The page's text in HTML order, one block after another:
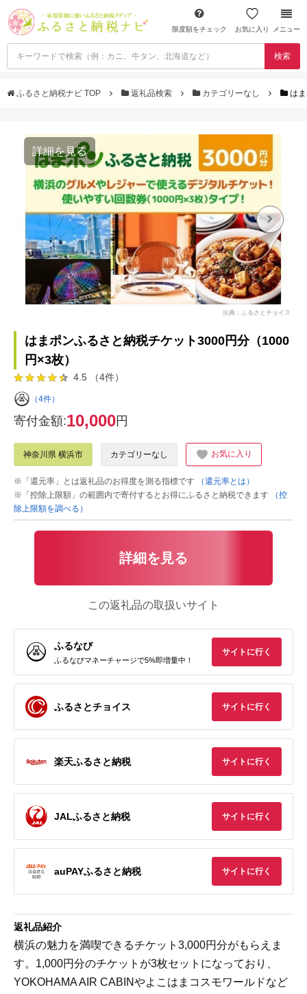
限度額をチェック お気に入り メニュー
検索
ふるさと納税ナビ TOP 返礼品検索 カテゴリーなし は
詳細を見る
出典：ふるさとチョイス
はまポンふるさと納税チケット3000円分（1000
円×3枚）
4.5 （4件）
（4件）
寄付金額:10,000円
神奈川県 横浜市 カテゴリーなし お気に入り
※「還元率」とは返礼品のお得度を測る指標です
（還元率とは）
※「控除上限額」の範囲内で寄付するとお得にふるさと納税できます
（控
除上限額を調べる）
詳細を見る
この返礼品の取扱いサイト
ふるなび
ふるなびマネーチャージで5%即増量中！
サイトに行く
ふるさとチョイス サイトに行く
楽天ふるさと納税 サイトに行く
JALふるさと納税 サイトに行く
auPAYふるさと納税 サイトに行く
返礼品紹介
横浜の魅力を満喫できるチケット3,000円分がもらえま
す。1,000円分のチケットが3枚セットになっており、
YOKOHAMA AIR CABINやよこはまコスモワールドなど